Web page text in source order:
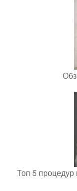
Топ 5 процедур